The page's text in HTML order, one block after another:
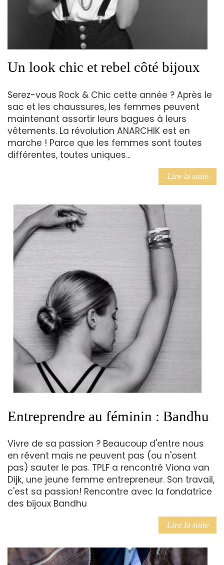
Un look chic et rebel côté bijoux
Serez-vous Rock & Chic cette année ? Après le
sac et les chaussures, les femmes peuvent
maintenant assortir leurs bagues à leurs
vêtements. La révolution ANARCHIK est en
marche ! Parce que les femmes sont toutes
différentes, toutes uniques...
Lire la suite
Entreprendre au féminin : Bandhu
Vivre de sa passion ? Beaucoup d'entre nous
en rêvent mais ne peuvent pas (ou n'osent
pas) sauter le pas. TPLF a rencontré Viona van
Dijk, une jeune femme entrepreneur. Son travail,
c'est sa passion! Rencontre avec la fondatrice
des bijoux Bandhu
Lire la suite